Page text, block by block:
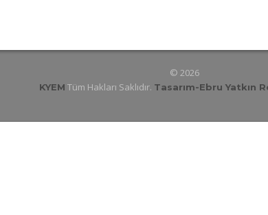
© 2026
KYEM Tüm Hakları Saklıdır. Tasarım-Ebru Yatkın